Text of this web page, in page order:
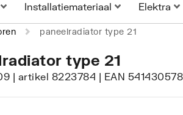
Installatiemateriaal Elektra
paneelradiator type 21
type 21
| artikel 8223784 | EAN